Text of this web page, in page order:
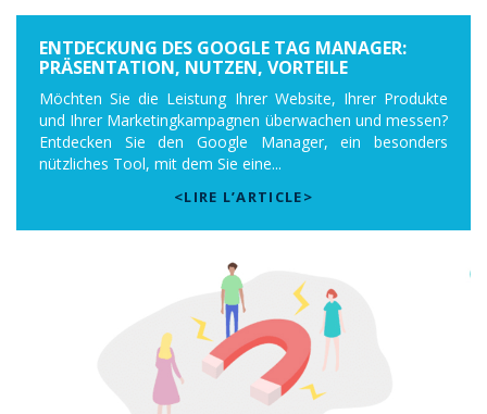
ENTDECKUNG DES GOOGLE TAG MANAGER:
PRÄSENTATION, NUTZEN, VORTEILE
Möchten Sie die Leistung Ihrer Website, Ihrer Produkte
und Ihrer Marketingkampagnen überwachen und messen?
Entdecken Sie den Google Manager, ein besonders
nützliches Tool, mit dem Sie eine...
<LIRE L’ARTICLE>